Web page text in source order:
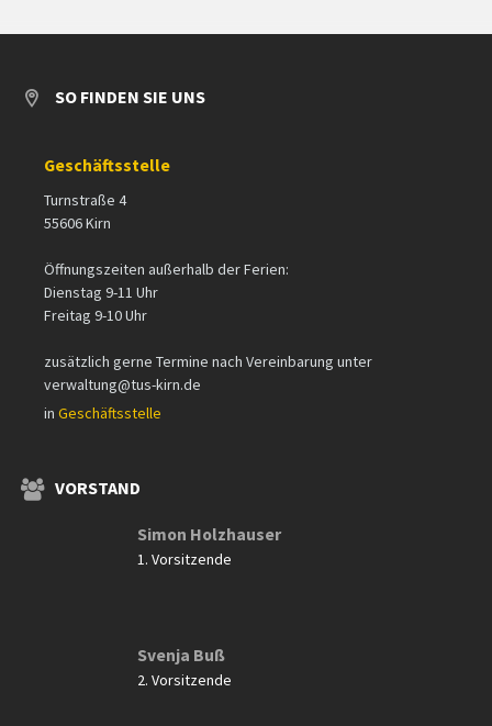
SO FINDEN SIE UNS
Geschäftsstelle
Turnstraße 4
55606 Kirn
Öffnungszeiten außerhalb der Ferien:
Dienstag 9-11 Uhr
Freitag 9-10 Uhr
zusätzlich gerne Termine nach Vereinbarung unter
verwaltung@tus-kirn.de
in Geschäftsstelle
VORSTAND
Simon Holzhauser
1. Vorsitzende
Svenja Buß
2. Vorsitzende